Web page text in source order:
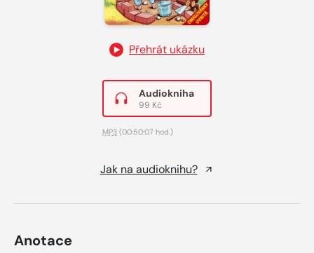
Přehrát ukázku
Audiokniha
99 Kč
MP3 (00:50:07 hod.)
Jak na audioknihu?
Anotace